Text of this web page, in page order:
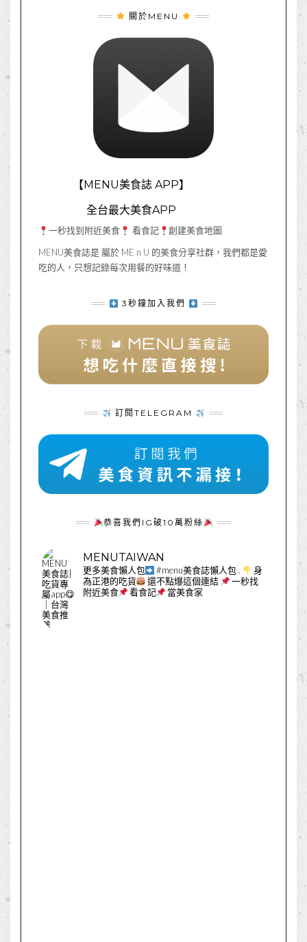
關於MENU
【MENU美食誌 APP】
全台最大美食APP
一秒找到附近美食 看食記
創建美食地圖
MENU美食誌是 屬於 ME n U 的美食分享社群，我們都是愛
吃的人，只想記錄每次用餐的好味道！
3秒鐘加入我們
訂閱TELEGRAM
恭喜我們IG破10萬粉絲
MENUTAIWAN
更多美食懶人包 #menu美食誌懶人包.
身
為正港的吃貨
還不點爆這個連結
一秒找
附近美食
看食記 當美食家